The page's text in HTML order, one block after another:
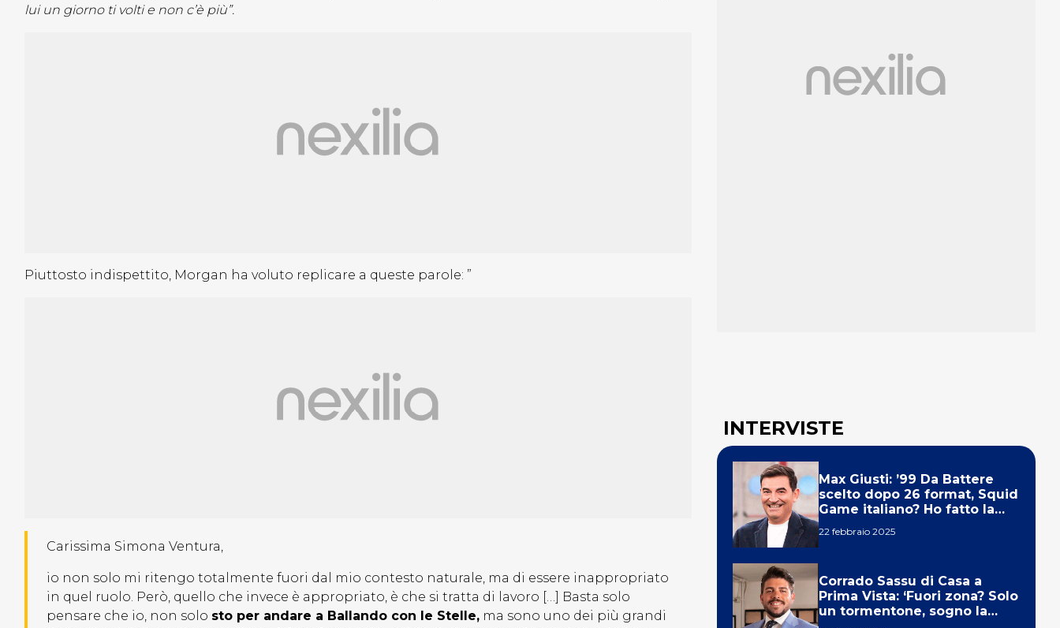
lui un giorno ti volti e non c’è più”.
Piuttosto indispettito, Morgan ha voluto replicare a queste parole: ”
Carissima Simona Ventura,
io non solo mi ritengo totalmente fuori dal mio contesto naturale, ma di essere inappropriato
in quel ruolo. Però, quello che invece è appropriato, è che si tratta di lavoro […] Basta solo
pensare che io, non solo sto per andare a Ballando con le Stelle, ma sono uno dei più grandi
INTERVISTE
Max Giusti: ’99 Da Battere
scelto dopo 26 format, Squid
Game italiano? Ho fatto la
22 febbraio 2025
Corrado Sassu di Casa a
Prima Vista: ‘Fuori zona? Solo
un tormentone, sogno la